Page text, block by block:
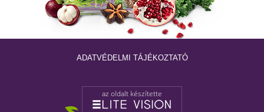
ADATVÉDELMI TÁJÉKOZTATÓ
az oldalt készítette